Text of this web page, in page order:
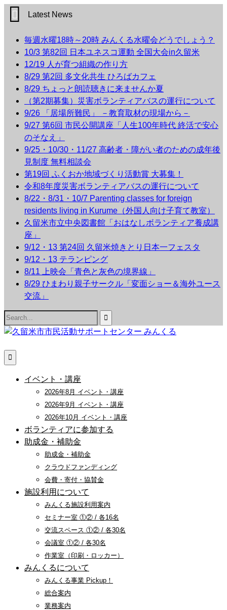
Latest News
毎週水曜18時～20時 みんくる水曜会どうでしょう？
10/3 第82回 日本ユネスコ運動 全国大会in久留米
12/19 人が育つ組織の作り方
8/29 第2回 多文化共生 ひろばカフェ
8/29 ちょっと朗読聴きに来ませんか夏
（第2期募集）災害ボランティアバスの運行について
9/26 「居場所難民」 －教育取材の現場から－
9/27 第6回 市民公開講座「人生100年時代 終活で安心
のそなえ」
9/25・10/30・11/27 高齢者・障がい者のための成年後
見制度 無料相談会
第19回 ふくおか地域づくり活動賞 大募集！
令和8年度災害ボランティアバスの運行について
8/22・8/31・10/7 Parenting classes for foreign
residents living in Kurume（外国人向け子育て教室）
久留米市立中央図書館「おはなしボランティア養成講
座」
9/12・13 第24回 久留米焼きとり日本一フェスタ
9/12・13 テランピング
8/11 上映会「青色と灰色の境界線」
8/29 ひまわり親子サークル「変面ショー＆海外ユース
交流」
Search
for:
イベント・講座
2026年8月 イベント・講座
2026年9月 イベント・講座
2026年10月 イベント・講座
ボランティアに参加する
助成金・補助金
助成金・補助金
クラウドファンディング
会費・寄付・協賛金
施設利用について
みんくる施設利用案内
セミナー室 ①② / 各16名
交流スペース ①② / 各30名
会議室 ①② / 各30名
作業室（印刷・ロッカー）
みんくるについて
みんくる事業 Pickup！
総合案内
業務案内